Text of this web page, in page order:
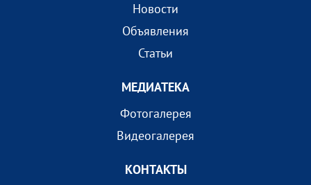
Новости
Объявления
Статьи
МEДИАТEКА
Фотогалерея
Видеогалерея
КОНТАКТЫ